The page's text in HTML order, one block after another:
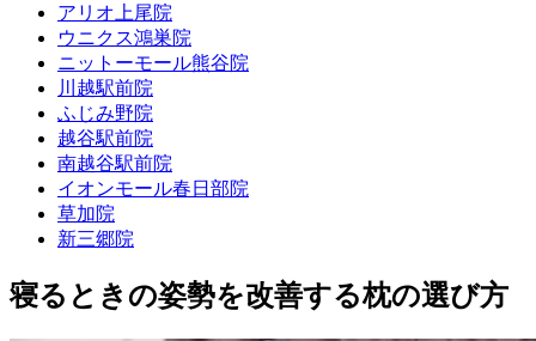
アリオ上尾院
ウニクス鴻巣院
ニットーモール熊谷院
川越駅前院
ふじみ野院
越谷駅前院
南越谷駅前院
イオンモール春日部院
草加院
新三郷院
寝るときの姿勢を改善する枕の選び方